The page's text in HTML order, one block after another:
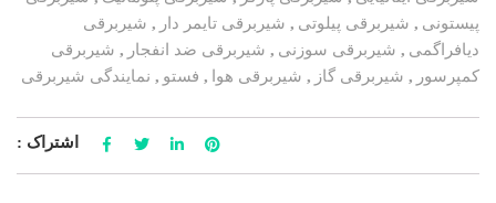
پیستونی , شیربرقی پیلوتی , شیربرقی تایمر دار , شیربرقی
دیافراگمی , شیربرقی سوزنی , شیربرقی ضد انفجار , شیربرقی
کمپرسور , شیربرقی گاز , شیربرقی هوا , فستو , نمایندگی شیربرقی
اشتراک :